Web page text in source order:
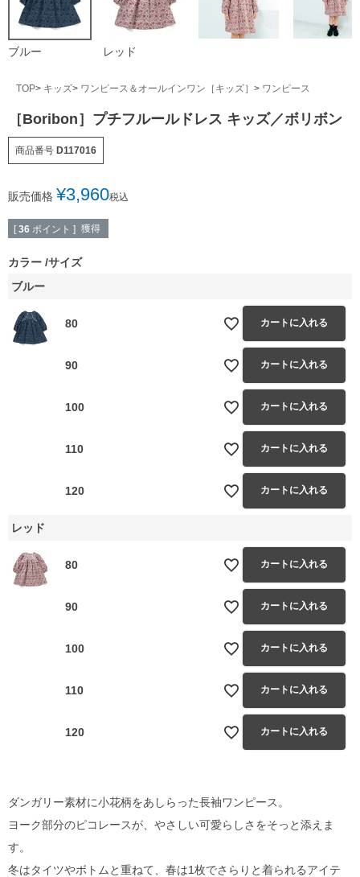
ブルー レッド
TOP キッズ ワンピース＆オールインワン［キッズ］ ワンピース
［Boribon］プチフルールドレス キッズ／ボリボン
商品番号 D117016
販売価格 ¥3,960税込
[ 36 ポイント ] 獲得
カラー サイズ
ブルー
80 カートに入れる
90 カートに入れる
100 カートに入れる
110 カートに入れる
120 カートに入れる
レッド
80 カートに入れる
90 カートに入れる
100 カートに入れる
110 カートに入れる
120 カートに入れる
ダンガリー素材に小花柄をあしらった長袖ワンピース。
ヨーク部分のピコレースが、やさしい可愛らしさをそっと添えま
す。
冬はタイツやボトムと重ねて、春は1枚でさらりと着られるアイテ